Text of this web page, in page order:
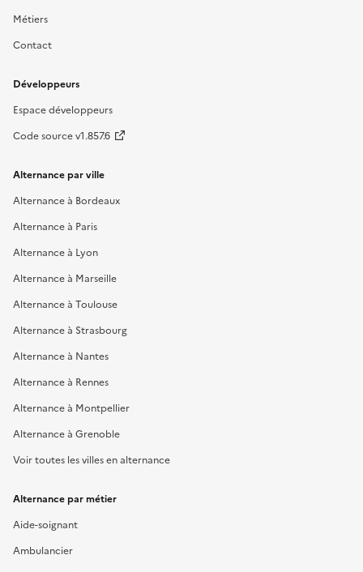
Métiers
Contact
Développeurs
Espace développeurs
Code source v1.857.6
Alternance par ville
Alternance à Bordeaux
Alternance à Paris
Alternance à Lyon
Alternance à Marseille
Alternance à Toulouse
Alternance à Strasbourg
Alternance à Nantes
Alternance à Rennes
Alternance à Montpellier
Alternance à Grenoble
Voir toutes les villes en alternance
Alternance par métier
Aide-soignant
Ambulancier